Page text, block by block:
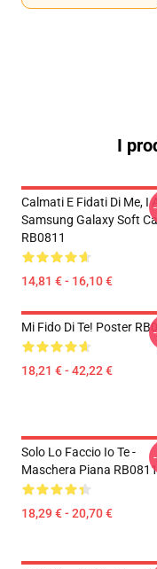
I
Calmati E Fidati Di Me, I
Samsung Galaxy Soft
RB0811
14,81 € - 16,10 €
Mi Fido Di Te! Poster
18,21 € - 42,22 €
Solo Lo Faccio Io Te -
Maschera Piana RB0811
18,29 € - 20,70 €